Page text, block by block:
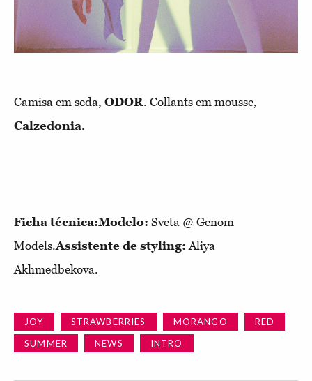
Camisa em seda, ODOR. Collants em mousse,
Calzedonia.
Ficha técnica:Modelo: Sveta @ Genom
Models.Assistente de styling: Aliya
Akhmedbekova.
JOY STRAWBERRIES MORANGO
RED
SUMMER
NEWS INTRO